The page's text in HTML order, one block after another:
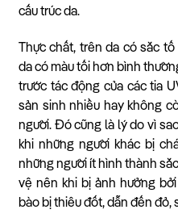
cấu trúc da.
Thực chất, trên da có sắc
da có màu tối hơn bình
trước tác động của các tia
sản sinh nhiều hay không
người. Đó cũng là lý do vì
khi những người khác bị
những người ít hình thành
vệ nên khi bị ảnh hưởng
bào bị thiêu đốt, dẫn đến đỏ,